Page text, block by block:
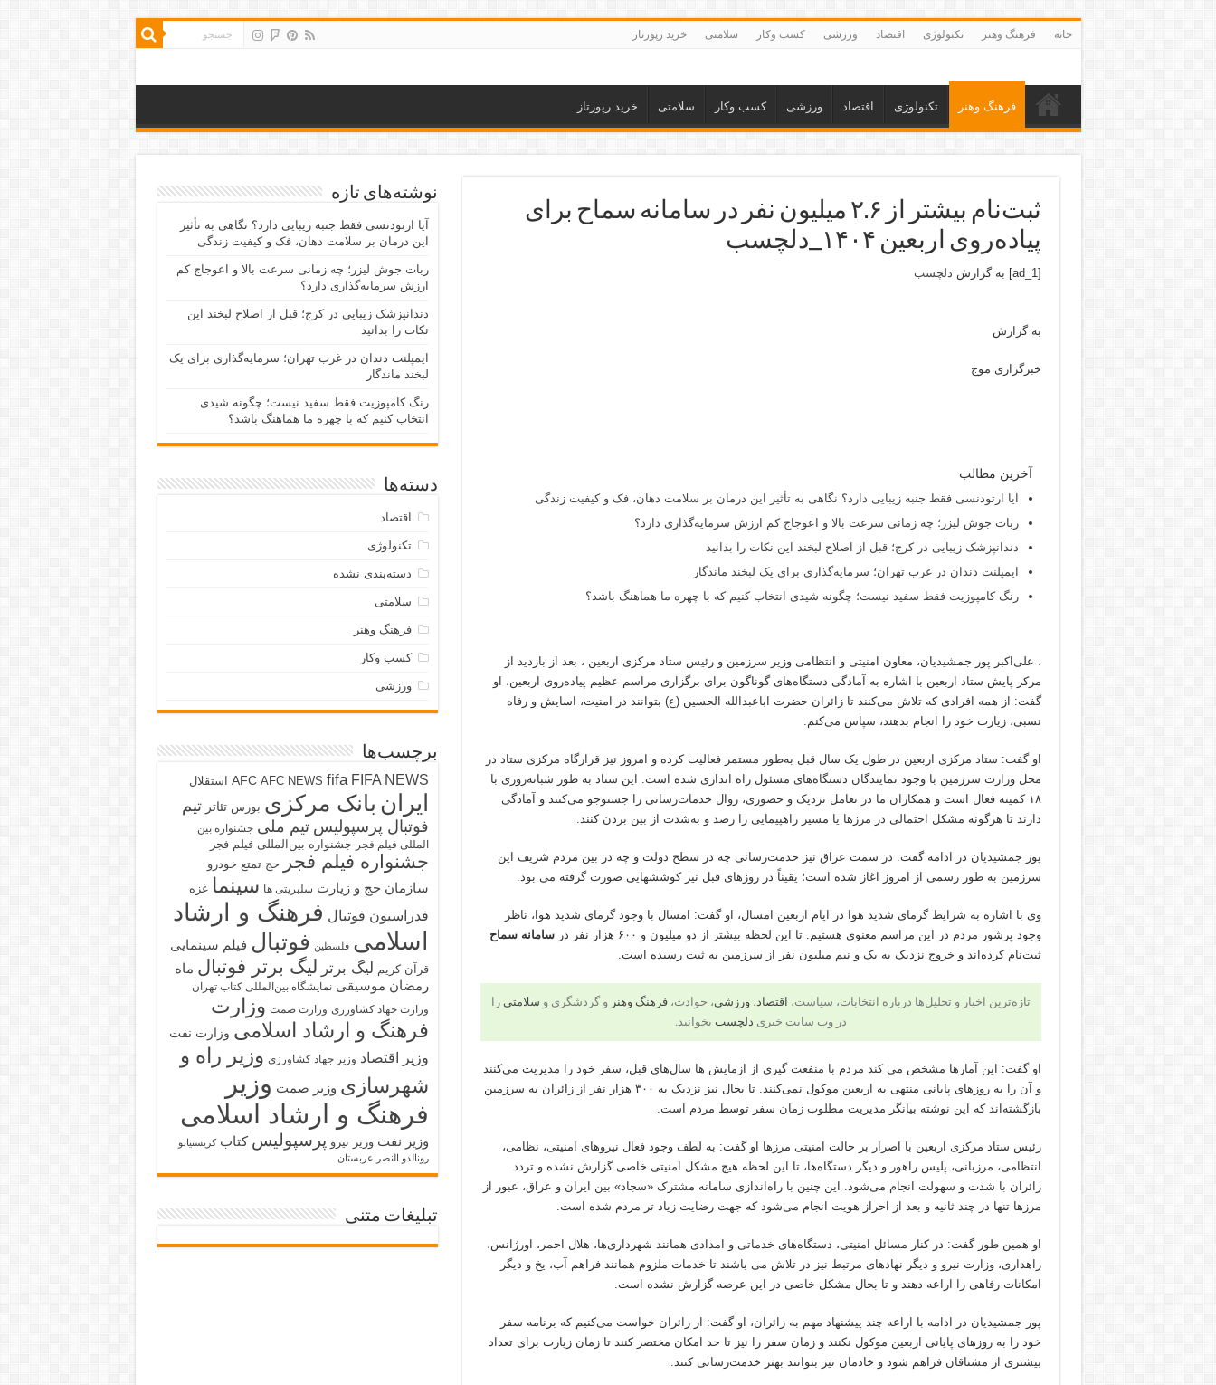
خانه فرهنگ وهنر تکنولوژی اقتصاد ورزشی کسب وکار سلامتی خرید رپورتاز
فرهنگ وهنر تکنولوژی اقتصاد ورزشی کسب وکار سلامتی خرید رپورتاز
ثبت‌نام بیشتر از ۲.۶ میلیون نفر در سامانه سماح برای
پیاده‌روی اربعین ۱۴۰۴_دلچسب
[ad_1] به گزارش دلچسب
به گزارش
خبرگزاری موج
آخرین مطالب
آیا ارتودنسی فقط جنبه زیبایی دارد؟ نگاهی به تأثیر این درمان بر سلامت دهان، فک و کیفیت زندگی
ربات جوش لیزر؛ چه زمانی سرعت بالا و اعوجاج کم ارزش سرمایه‌گذاری دارد؟
دندانپزشک زیبایی در کرج؛ قبل از اصلاح لبخند این نکات را بدانید
ایمپلنت دندان در غرب تهران؛ سرمایه‌گذاری برای یک لبخند ماندگار
رنگ کامپوزیت فقط سفید نیست؛ چگونه شیدی انتخاب کنیم که با چهره ما هماهنگ باشد؟
، علی‌اکبر پور جمشیدیان، معاون امنیتی و انتظامی وزیر سرزمین و رئیس ستاد مرکزی اربعین ، بعد از بازدید از
مرکز پایش ستاد اربعین با اشاره به آمادگی دستگاه‌های گوناگون برای برگزاری مراسم عظیم پیاده‌روی اربعین، او
گفت: از همه افرادی که تلاش می‌کنند تا زائران حضرت اباعبدالله الحسین (ع) بتوانند در امنیت، اسایش و رفاه
نسبی، زیارت خود را انجام بدهند، سپاس می‌کنم.
او گفت: ستاد مرکزی اربعین در طول یک سال قبل به‌طور مستمر فعالیت کرده و امروز نیز قرارگاه مرکزی ستاد در
محل وزارت سرزمین با وجود نمایندگان دستگاه‌های مسئول راه اندازی شده است. این ستاد به طور شبانه‌روزی با
۱۸ کمیته فعال است و همکاران ما در تعامل نزدیک و حضوری، روال خدمات‌رسانی را جستوجو می‌کنند و آمادگی
دارند تا هرگونه مشکل احتمالی در مرزها یا مسیر راهپیمایی را رصد و به‌شدت از بین بردن کنند.
پور جمشیدیان در ادامه گفت: در سمت عراق نیز خدمت‌رسانی چه در سطح دولت و چه در بین مردم شریف این
سرزمین به طور رسمی از امروز اغاز شده است؛ یقیناً در روزهای قبل نیز کوششهایی صورت گرفته می بود.
وی با اشاره به شرایط گرمای شدید هوا در ایام اربعین امسال، او گفت: امسال با وجود گرمای شدید هوا، ناظر
وجود پرشور مردم در این مراسم معنوی هستیم. تا این لحظه بیشتر از دو میلیون و ۶۰۰ هزار نفر در
سامانه سماح
ثبت‌نام کرده‌اند و خروج نزدیک به یک و نیم میلیون نفر از سرزمین به ثبت رسیده است.
تازه‌ترین اخبار و تحلیل‌ها درباره انتخابات، سیاست، اقتصاد،ورزشی، حوادث،فرهنگ وهنر و گردشگری و سلامتی را
در وب سایت خبری دلچسب بخوانید.
او گفت: این آمارها مشخص می کند مردم با منفعت گیری از ازمایش ها سال‌های قبل، سفر خود را مدیریت می‌کنند
و آن را به روزهای پایانی منتهی به اربعین موکول نمی‌کنند. تا بحال نیز نزدیک به ۳۰۰ هزار نفر از زائران به سرزمین
بازگشته‌اند که این نوشته بیانگر مدیریت مطلوب زمان سفر توسط مردم است.
رئیس ستاد مرکزی اربعین با اصرار بر حالت امنیتی مرزها او گفت: به لطف وجود فعال نیروهای امنیتی، نظامی،
انتظامی، مرزبانی، پلیس راهور و دیگر دستگاه‌ها، تا این لحظه هیچ مشکل امنیتی خاصی گزارش نشده و تردد
زائران با شدت و سهولت انجام می‌شود. این چنین با راه‌اندازی سامانه مشترک «سجاد» بین ایران و عراق، عبور از
مرزها تنها در چند ثانیه و بعد از احراز هویت انجام می‌شود که جهت رضایت زیاد تر مردم شده است.
او همین طور گفت: در کنار مسائل امنیتی، دستگاه‌های خدماتی و امدادی همانند شهرداری‌ها، هلال احمر، اورژانس،
راهداری، وزارت نیرو و دیگر نهادهای مرتبط نیز در تلاش می باشند تا خدمات ملزوم همانند فراهم آب، یخ و دیگر
امکانات رفاهی را اراعه دهند و تا بحال مشکل خاصی در این عرصه گزارش نشده است.
پور جمشیدیان در ادامه با اراعه چند پیشنهاد مهم به زائران، او گفت: از زائران خواست می‌کنیم که برنامه سفر
خود را به روزهای پایانی اربعین موکول نکنند و زمان سفر را نیز تا حد امکان مختصر کنند تا زمان زیارت برای تعداد
بیشتری از مشتاقان فراهم شود و خادمان نیز بتوانند بهتر خدمت‌رسانی کنند.
نوشته‌های تازه
آیا ارتودنسی فقط جنبه زیبایی دارد؟ نگاهی به تأثیر
این درمان بر سلامت دهان، فک و کیفیت زندگی
ربات جوش لیزر؛ چه زمانی سرعت بالا و اعوجاج کم
ارزش سرمایه‌گذاری دارد؟
دندانپزشک زیبایی در کرج؛ قبل از اصلاح لبخند این
نکات را بدانید
ایمپلنت دندان در غرب تهران؛ سرمایه‌گذاری برای یک
لبخند ماندگار
رنگ کامپوزیت فقط سفید نیست؛ چگونه شیدی
انتخاب کنیم که با چهره ما هماهنگ باشد؟
دسته‌ها
اقتصاد
تکنولوژی
دسته‌بندی نشده
سلامتی
فرهنگ وهنر
کسب وکار
ورزشی
برچسب‌ها
AFC AFC NEWS fifa FIFA NEWS استقلال
ایران بانک مرکزی بورس تئاتر تیم
فوتبال پرسپولیس تیم ملی جشنواره بین
المللی فیلم فجر جشنواره بین‌المللی فیلم فجر
جشنواره فیلم فجر حج تمتع خودرو
سازمان حج و زیارت سلبریتی ها سینما غزه
فدراسیون فوتبال فرهنگ و ارشاد
اسلامی فلسطین فوتبال فیلم سینمایی
قرآن کریم لیگ برتر لیگ برتر فوتبال ماه
رمضان موسیقی نمایشگاه بین‌المللی کتاب تهران
وزارت جهاد کشاورزی وزارت صمت وزارت
فرهنگ و ارشاد اسلامی وزارت نفت
وزیر اقتصاد وزیر جهاد کشاورزی وزیر راه و
شهرسازی وزیر صمت وزیر
فرهنگ و ارشاد اسلامی
وزیر نفت وزیر نیرو پرسپولیس کتاب کریستیانو
رونالدو النصر عربستان
تبلیغات متنی